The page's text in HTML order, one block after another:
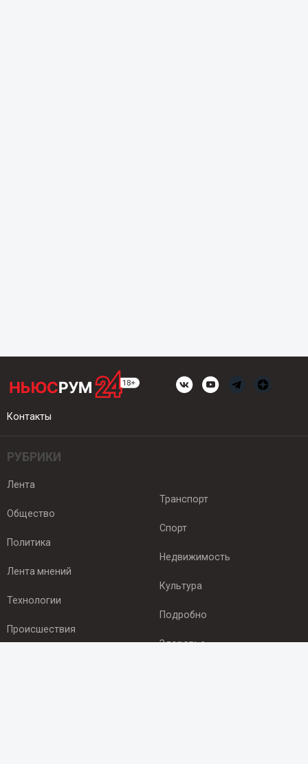
Контакты
РУБРИКИ
Лента
Общество
Политика
Лента мнений
Технологии
Происшествия
Транспорт
Спорт
Недвижимость
Культура
Подробно
Здоровье